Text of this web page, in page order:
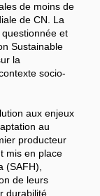
de moins de
de CN. La
et
Sustainable
la
socio-
aux enjeux
au
producteur
mis en place
(SAFH),
de leurs
durabilité.